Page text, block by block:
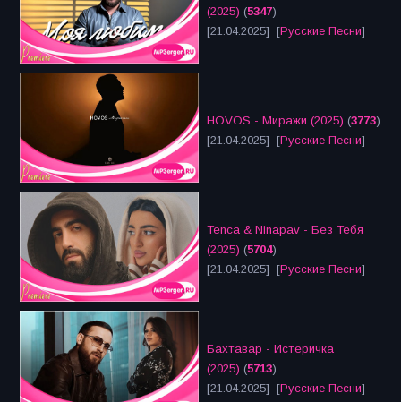
(2025) (5347)
[21.04.2025] [Русские Песни]
HOVOS - Миражи (2025) (3773)
[21.04.2025] [Русские Песни]
Tenca & Ninapav - Без Тебя
(2025) (5704)
[21.04.2025] [Русские Песни]
Бахтавар - Истеричка
(2025) (5713)
[21.04.2025] [Русские Песни]